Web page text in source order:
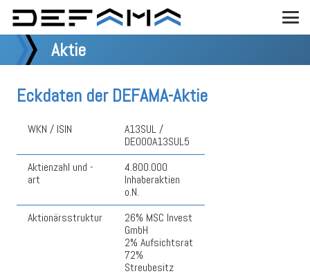
Aktie
Eckdaten der DEFAMA-Aktie
WKN / ISIN
A13SUL /
DE000A13SUL5
Aktienzahl und -
art
4.800.000
Inhaberaktien
o.N.
Aktionärsstruktur
26% MSC Invest
GmbH
2% Aufsichtsrat
72%
Streubesitz